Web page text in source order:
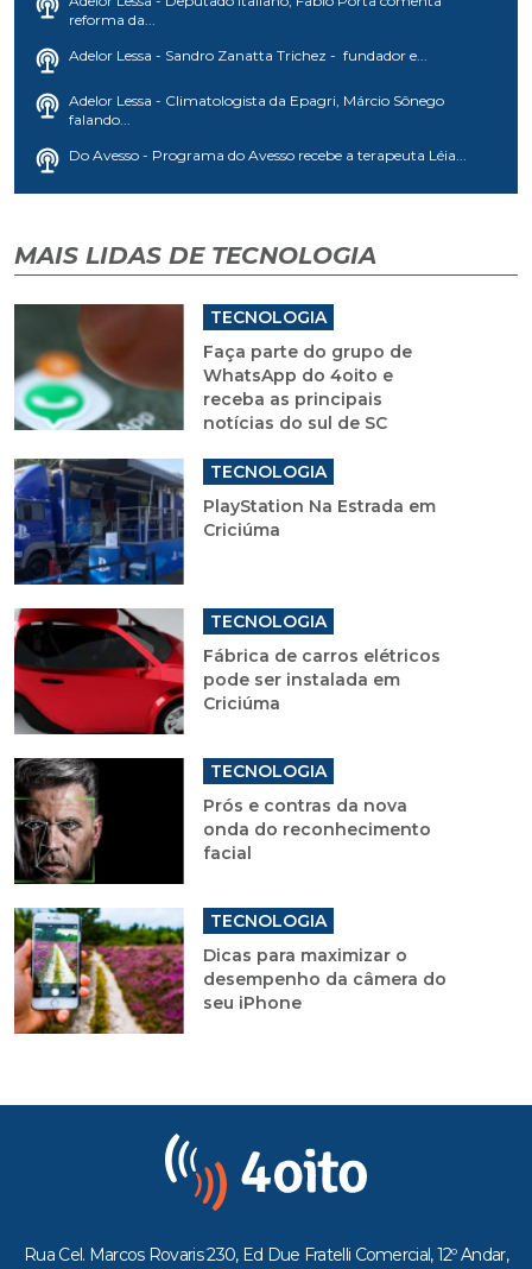
reforma da...
Adelor Lessa - Sandro Zanatta Trichez - fundador e...
Adelor Lessa - Climatologista da Epagri, Márcio Sônego
falando...
Do Avesso - Programa do Avesso recebe a terapeuta Léia...
MAIS LIDAS DE TECNOLOGIA
TECNOLOGIA
Faça parte do grupo de
WhatsApp do 4oito e
receba as principais
notícias do sul de SC
TECNOLOGIA
PlayStation Na Estrada em
Criciúma
TECNOLOGIA
Fábrica de carros elétricos
pode ser instalada em
Criciúma
TECNOLOGIA
Prós e contras da nova
onda do reconhecimento
facial
TECNOLOGIA
Dicas para maximizar o
desempenho da câmera do
seu iPhone
Rua Cel. Marcos Rovaris 230, Ed Due Fratelli Comercial, 12º Andar,